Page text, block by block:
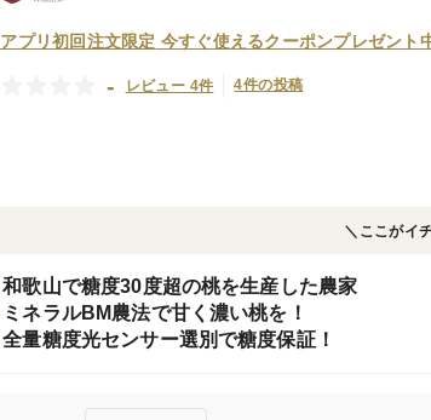
アプリ初回注文限定 今すぐ使えるクーポンプレゼント
- レビュー 4件 4件の投稿
＼ここがイ
和歌山で糖度30度超の桃を生産した農家
ミネラルBM農法で甘く濃い桃を！
全量糖度光センサー選別で糖度保証！